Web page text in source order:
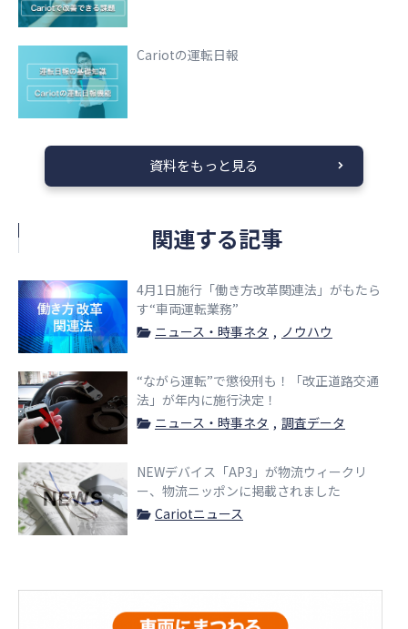
Cariotの運転日報
資料をもっと見る
関連する記事
4月1日施行「働き方改革関連法」がもたら
す“車両運転業務”
ニュース・時事ネタ
ノウハウ
“ながら運転”で懲役刑も！「改正道路交通
法」が年内に施行決定！
ニュース・時事ネタ
調査データ
NEWデバイス「AP3」が物流ウィークリ
ー、物流ニッポンに掲載されました
Cariotニュース